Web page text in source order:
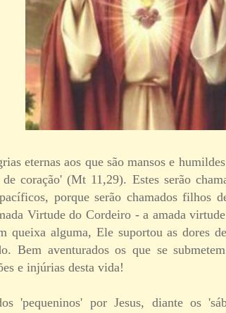
eternas aos que são mansos e
coração' (Mt 11,29). Estes serão
porque serão chamados
Virtude do Cordeiro - a amada
queixa alguma, Ele suportou as dores
Bem aventurados os que se
e injúrias desta vida!
'pequeninos' por Jesus, diante os